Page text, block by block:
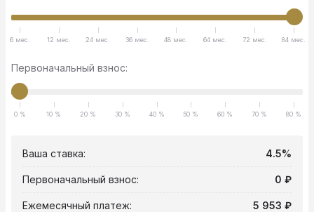
6 мес. 12 мес. 24 мес. 36 мес. 48 мес. 64 мес. 72 мес. 84 мес.
Первоначальный взнос:
0 % 10 % 20 % 30 % 40 % 50 % 60 % 70 % 80 %
Ваша ставка: 4.5%
Первоначальный взнос: 0 ₽
Ежемесячный платеж: 5 953 ₽